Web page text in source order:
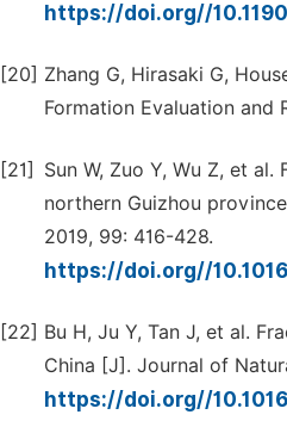
https://doi.org//
[20] Zhang G, Hirasaki G,
Formation Evaluation and
[21]
Sun W, Zuo Y, Wu Z, et
northern Guizhou
2019, 99: 416-428.
https://doi.org//
[22] Bu H, Ju Y, Tan J, et al.
China [J]. Journal of
https://doi.org//